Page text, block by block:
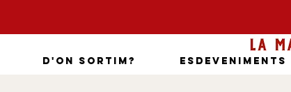
D'on sortim? ESDEVENIMENTS